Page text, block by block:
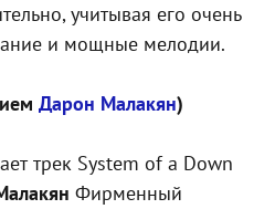
учитывая его очень
и мощные мелодии.
Дарон Малакян)
трек System of a Down
Фирменный